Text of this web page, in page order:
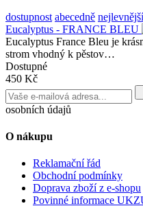
dostupnost abecedně nejlevnější
Eucalyptus - FRANCE BLEU
Eucalyptus France Bleu je
strom vhodný k pěstov…
Dostupné
450 Kč
osobních údajů
O nákupu
Reklamační řád
Obchodní podmínky
Doprava zboží z e-shopu
Povinné informace